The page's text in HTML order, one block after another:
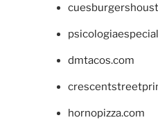
dmtacos.com
hornopizza.com